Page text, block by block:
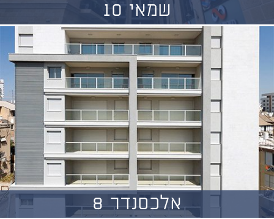
שמאי 10
אלכסנדר 8